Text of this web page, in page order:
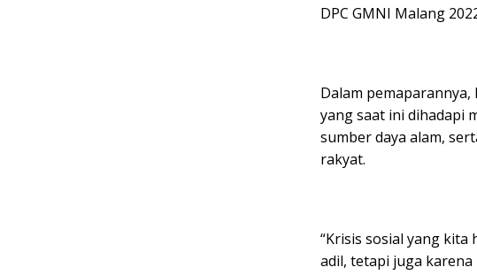
DPC GMNI Malang
Dalam
yang saat ini dihadapi
sumber daya alam,
rakyat.
“Krisis sosial yang
adil, tetapi juga